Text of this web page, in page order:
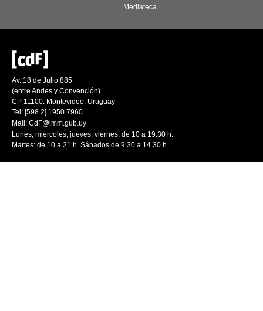
Mediateca
Av. 18 de Julio 885
(entre Andes y Convención)
CP 11100. Montevideo. Uruguay
Tel: [598 2] 1950 7960
Mail: CdF@imm.gub.uy
Lunes, miércoles, jueves, viernes: de 10 a 19.30 h.
Martes: de 10 a 21 h. Sábados de 9.30 a 14.30 h.